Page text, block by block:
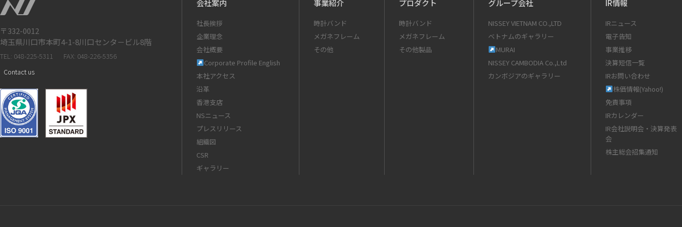
〒332-0012
埼玉県川口市本町4-1-8川口センタ－ビル8階
TEL: 048-225-5311
FAX: 048-226-5356
Contact us
会社案内
社長挨拶
企業理念
会社概要
Corporate Profile English
本社アクセス
沿革
香港支店
NSニュース
プレスリリース
組織図
CSR
ギャラリー
事業紹介
時計バンド
メガネフレーム
その他
プロダクト
時計バンド
メガネフレーム
その他製品
グループ会社
NISSEY VIETNAM CO.,LTD
ベトナムのギャラリー
MURAI
NISSEY CAMBODIA Co.,Ltd
カンボジアのギャラリー
IR情報
IRニュース
電子告知
事業推移
決算短信一覧
IRお問い合わせ
株価情報(Yahoo!)
免責事項
IRカレンダー
IR会社説明会・決算発表
会
株主総会招集通知